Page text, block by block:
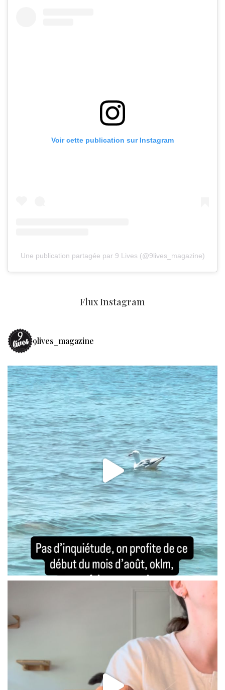
Voir cette publication sur Instagram
Une publication partagée par 9 Lives (@9lives_magazine)
Flux Instagram
9lives_magazine